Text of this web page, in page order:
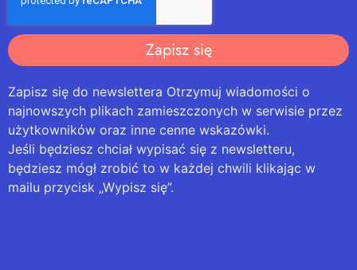
Zapisz się
Zapisz się do newslettera Otrzymuj wiadomości o
najnowszych plikach zamieszczonych w serwisie przez
użytkowników oraz inne cenne wskazówki.
Jeśli będziesz chciał wypisać się z newsletteru,
będziesz mógł zrobić to w każdej chwili klikając w
mailu przycisk „Wypisz się”.